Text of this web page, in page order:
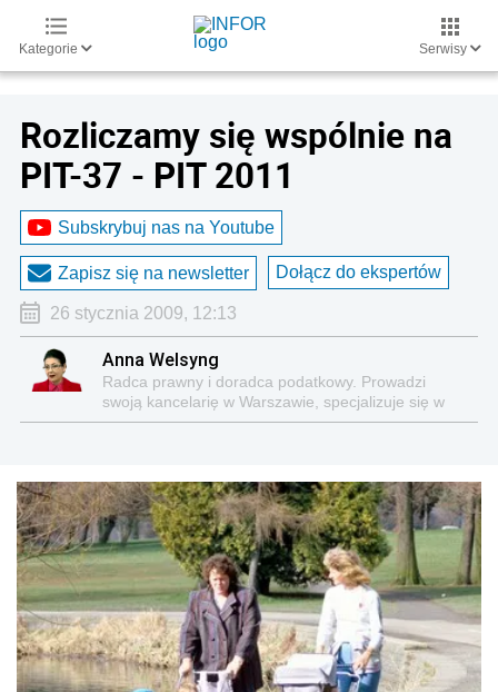
Kategorie Serwisy
Rozliczamy się wspólnie na
PIT-37 - PIT 2011
Subskrybuj nas na Youtube
Zapisz się na newsletter Dołącz do ekspertów
26 stycznia 2009, 12:13
Anna Welsyng
Radca prawny i doradca podatkowy. Prowadzi
swoją kancelarię w Warszawie, specjalizuje się w
kompleksowej obsłudze podatkowo-księgowej firm i